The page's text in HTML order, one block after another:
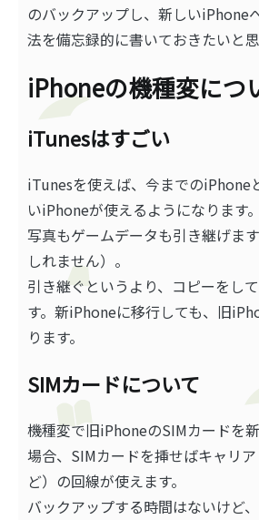
のバックアップし、新しいiPhone
法を備忘録的に書いておきたいと思
iPhoneの機種変につ
iTunesはすごい
iTunesを使えば、今までのiPhone
いiPhoneが使えるようになります。
写真もゲームデータも引き継げま
しれません）。
引き継ぐというより、コピーをし
す。新iPhoneに移行しても、旧
ります。
SIMカードについて
機種変で旧iPhoneのSIMカードを
場合、SIMカードを挿せばキャリ
ど）の回線が使えます。
バックアップする時間はないけど